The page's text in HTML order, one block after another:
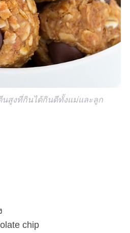
นสูงที่กินได้กินดีทั้งแม่และลูก
chip